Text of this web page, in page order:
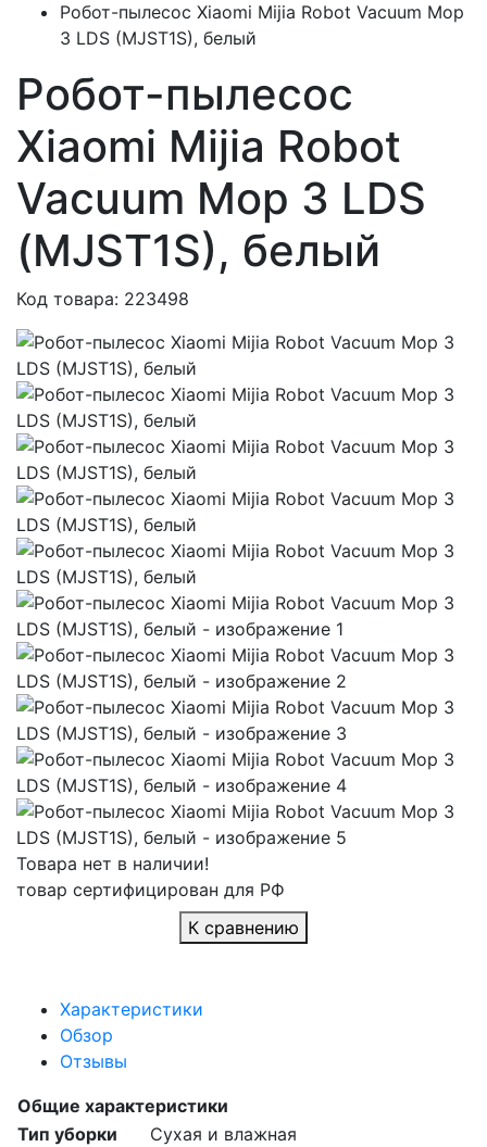
Робот-пылесос Xiaomi Mijia Robot Vacuum Mop
3 LDS (MJST1S), белый
Робот-пылесос
Xiaomi Mijia Robot
Vacuum Mop 3 LDS
(MJST1S), белый
Код товара: 223498
Товара нет в наличии!
товар сертифицирован для РФ
К сравнению
Характеристики
Обзор
Отзывы
Общие характеристики
Тип уборки
Сухая и влажная